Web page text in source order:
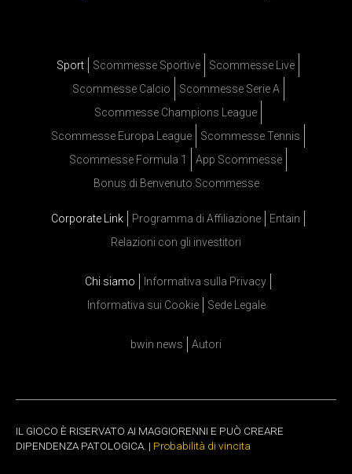
Sport Scommesse Sportive
Scommesse Live
Scommesse Calcio
Scommesse Serie A
Scommesse Champions League
Scommesse Europa League
Scommesse Tennis
Scommesse Formula 1
App Scommesse
Bonus di Benvenuto Scommesse
Corporate Link Programma di Affiliazione
Entain
Relazioni con gli investitori
Chi siamo
Informativa sulla Privacy
Informativa sui Cookie
Sede Legale
bwin news Autori
IL GIOCO È RISERVATO AI MAGGIORENNI E PUÒ CREARE
DIPENDENZA PATOLOGICA. | Probabilità di vincita